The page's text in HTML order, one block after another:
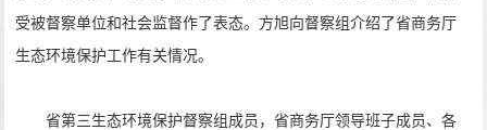
受被督察单位和社会监督作了表态。方旭向督察组介绍了省商务厅
生态环境保护工作有关情况。
省第三生态环境保护督察组成员，省商务厅领导班子成员、各